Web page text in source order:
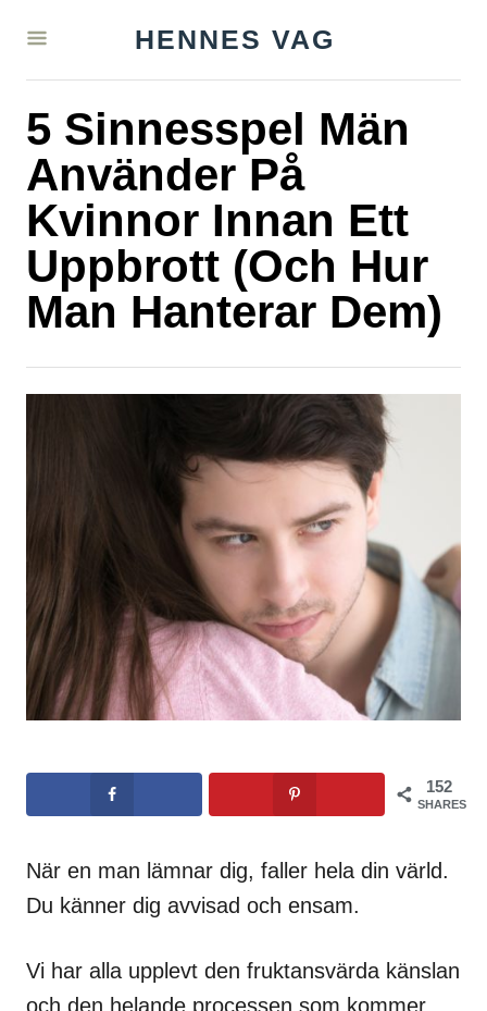
HENNES VAG
5 Sinnesspel Män
Använder På
Kvinnor Innan Ett
Uppbrott (Och Hur
Man Hanterar Dem)
152
SHARES
När en man lämnar dig, faller hela din värld.
Du känner dig avvisad och ensam.
Vi har alla upplevt den fruktansvärda känslan
och den helande processen som kommer